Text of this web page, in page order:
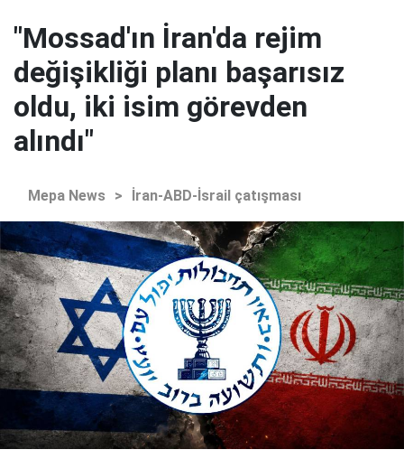
"Mossad'ın İran'da rejim
değişikliği planı başarısız
oldu, iki isim görevden
alındı"
Mepa News > İran-ABD-İsrail çatışması